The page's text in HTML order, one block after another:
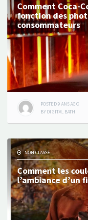
Comment Coca-
fonction des
consommateurs
POSTED9 ANSAGO
BY DIGITAL BATH
NON CLASSÉ
Comment les
l’ambiance d’un